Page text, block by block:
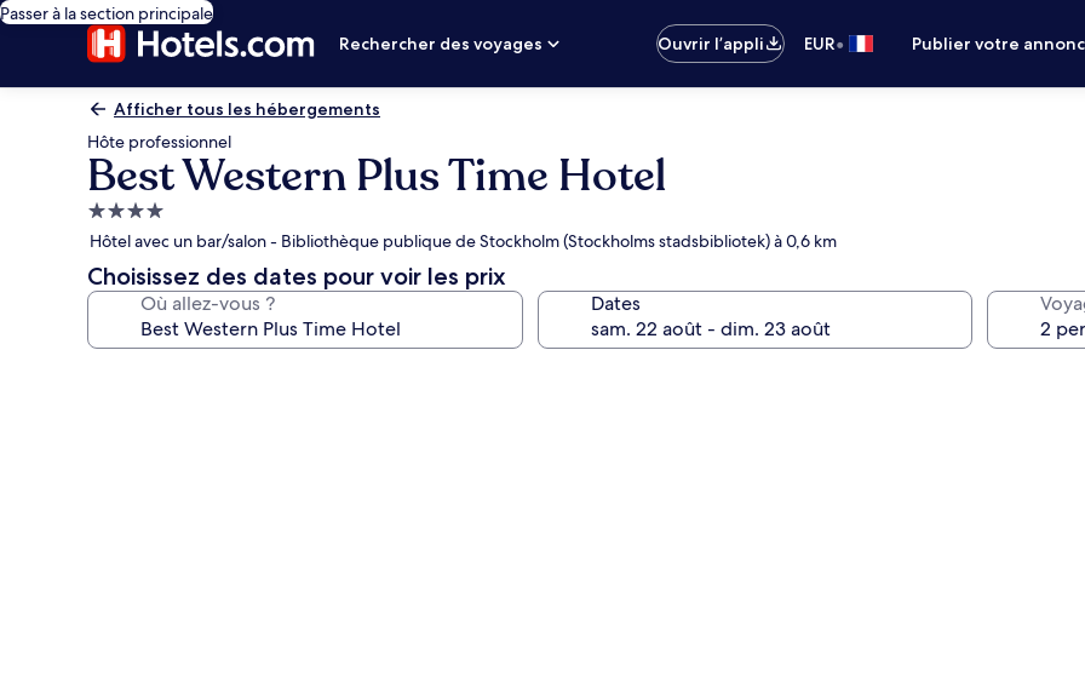
Passer à la section principale
Rechercher des voyages
Ouvrir l’appli EUR• Publier votre
Afficher tous les hébergements
Hôte professionnel
Best Western Plus Time Hotel
Hébergement
4.0 étoiles
Hôtel avec un bar/salon - Bibliothèque publique de Stockholm (Stockholms stadsbibliotek) à 0,6 km
Choisissez des dates pour voir les prix
Où allez-vous ? Dates